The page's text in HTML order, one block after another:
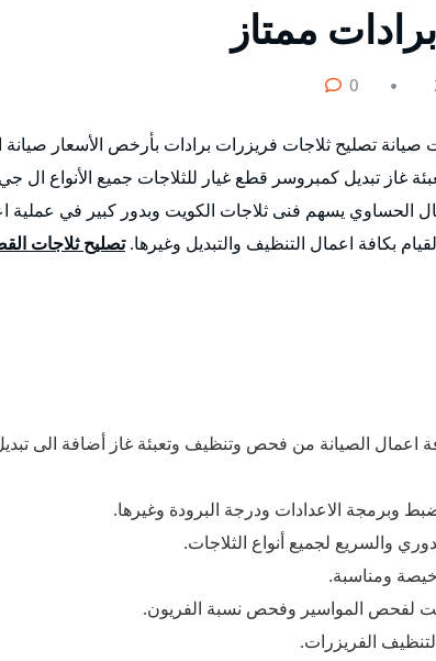
ممتاز
0
صيانة تصليح ثلاجات فريزرات برادات بأرخص الأسعار صيانة
غاز تبديل كمبروسر قطع غيار للثلاجات جميع الأنواع ال جي
الحساوي يسهم فنى ثلاجات الكويت وبدور كبير في عملية
بكافة اعمال التنظيف والتبديل وغيرها.تصليح ثلاجات
اعمال الصيانة من فحص وتنظيف وتعبئة غاز أضافة الى
وبرمجة الاعدادات ودرجة البرودة وغيرها.
والسريع لجميع أنواع الثلاجات.
ومناسبة.
لفحص المواسير وفحص نسبة الفريون.
الفريزرات.